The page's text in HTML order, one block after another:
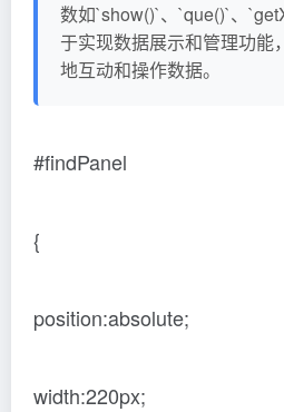
数如`show()`、`que()`、
于实现数据展示和管理功能
地互动和操作数据。
#findPanel
{
position:absolute;
width:220px;